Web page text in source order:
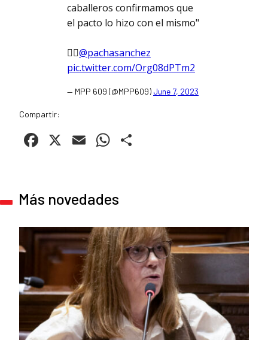
caballeros confirmamos que
el pacto lo hizo con el mismo"
👉🏼@pachasanchez
pic.twitter.com/Org08dPTm2
— MPP 609 (@MPP609) June 7, 2023
Compartir:
Facebook
X EmailWhatsApp
Más novedades